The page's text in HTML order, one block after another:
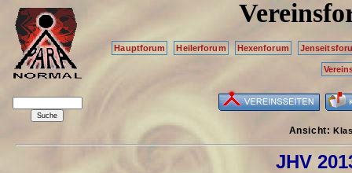
Hauptforum Heilerforum Hexenforum
Ansicht:
JHV